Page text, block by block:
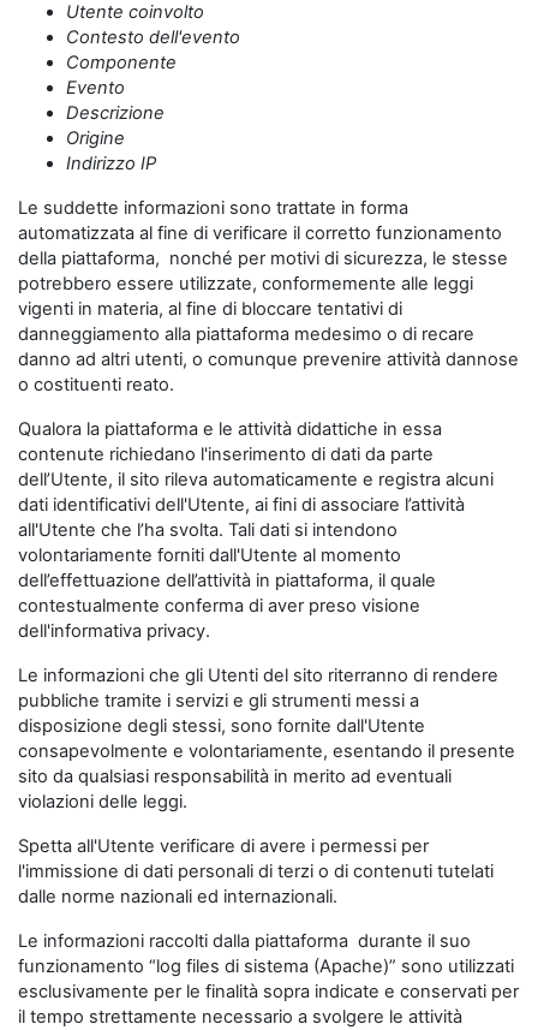
Utente coinvolto
Contesto dell'evento
Componente
Evento
Descrizione
Origine
Indirizzo IP
Le suddette informazioni sono trattate in forma
automatizzata al fine di verificare il corretto funzionamento
della piattaforma, nonché per motivi di sicurezza, le stesse
potrebbero essere utilizzate, conformemente alle leggi
vigenti in materia, al fine di bloccare tentativi di
danneggiamento alla piattaforma medesimo o di recare
danno ad altri utenti, o comunque prevenire attività dannose
o costituenti reato.
Qualora la piattaforma e le attività didattiche in essa
contenute richiedano l'inserimento di dati da parte
dell’Utente, il sito rileva automaticamente e registra alcuni
dati identificativi dell'Utente, ai fini di associare l’attività
all'Utente che l’ha svolta. Tali dati si intendono
volontariamente forniti dall'Utente al momento
dell’effettuazione dell’attività in piattaforma, il quale
contestualmente conferma di aver preso visione
dell'informativa privacy.
Le informazioni che gli Utenti del sito riterranno di rendere
pubbliche tramite i servizi e gli strumenti messi a
disposizione degli stessi, sono fornite dall'Utente
consapevolmente e volontariamente, esentando il presente
sito da qualsiasi responsabilità in merito ad eventuali
violazioni delle leggi.
Spetta all'Utente verificare di avere i permessi per
l'immissione di dati personali di terzi o di contenuti tutelati
dalle norme nazionali ed internazionali.
Le informazioni raccolti dalla piattaforma durante il suo
funzionamento “log files di sistema (Apache)” sono utilizzati
esclusivamente per le finalità sopra indicate e conservati per
il tempo strettamente necessario a svolgere le attività